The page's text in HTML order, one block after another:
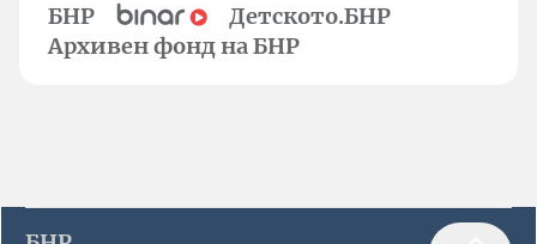
БНР
Детското.БНР
Архивен фонд на БНР